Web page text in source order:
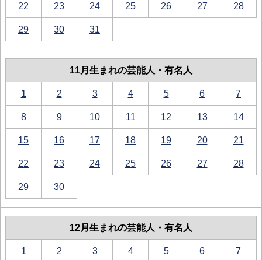
22 23 24 25 26 27 28
29 30 31
11月生まれの芸能人・有名人
1 2 3 4 5 6 7
8 9 10 11 12 13 14
15 16 17 18 19 20 21
22 23 24 25 26 27 28
29 30
12月生まれの芸能人・有名人
1 2 3 4 5 6 7